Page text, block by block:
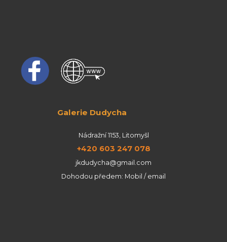
Galerie Dudycha
Nádražní 1153, Litomyšl
+420 603 247 078
jkdudycha@gmail.com
Dohodou předem: Mobil / email